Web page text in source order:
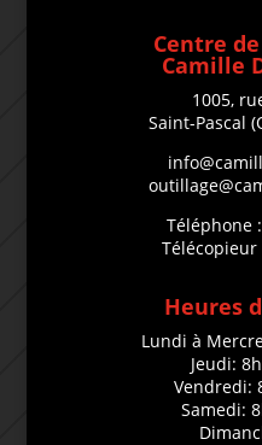
Centre
Camille
1005,
Saint-Pascal
Téléphone
Télécopieur
Heures
Lundi à
Jeudi:
Vendredi:
Samedi: